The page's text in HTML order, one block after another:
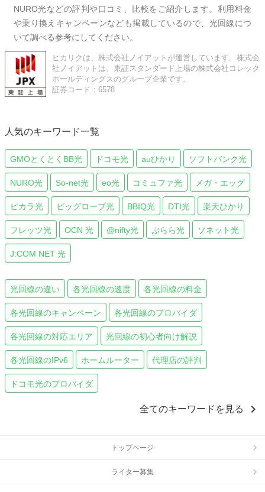
NURO光などの評判や口コミ、比較をご紹介します。利用料金
や乗り換えキャンペーンなども掲載しているので、光回線につ
いて調べる参考にしてください。
ヒカリクは、株式会社ノイアットが運営しています。株式会
社ノイアットは、東証スタンダード上場の株式会社コレック
ホールディングスのグループ企業です。
証券コード：6578
人気のキーワード一覧
GMOとくとくBB光 ドコモ光 auひかり ソフトバンク光
NURO光 So-net光 eo光 コミュファ光 メガ・エッグ
ピカラ光 ビッグローブ光 BBIQ光 DTI光 楽天ひかり
フレッツ光 OCN 光 @nifty光 ぷらら光 ソネット光
J:COM NET 光
光回線の違い 各光回線の速度 各光回線の料金
各光回線のキャンペーン 各光回線のプロバイダ
各光回線の対応エリア 光回線の初心者向け解説
各光回線のIPv6 ホームルーター 代理店の評判
ドコモ光のプロバイダ
全てのキーワードを見る chevron_right
トップページ
ライター募集